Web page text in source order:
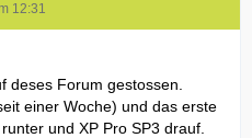
12:31
deses Forum gestossen.
einer Woche) und das erste
und XP Pro SP3 drauf.